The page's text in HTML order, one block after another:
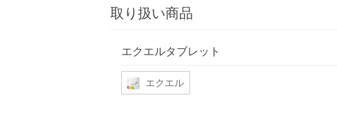
取り扱い商品
エクエルタブレット
エクエル